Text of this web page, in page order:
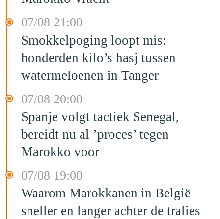
07/08 21:00
Smokkelpoging loopt mis:
honderden kilo’s hasj tussen
watermeloenen in Tanger
07/08 20:00
Spanje volgt tactiek Senegal,
bereidt nu al ’proces’ tegen
Marokko voor
07/08 19:00
Waarom Marokkanen in België
sneller en langer achter de tralies